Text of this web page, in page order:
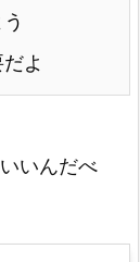
よ
いんだべ